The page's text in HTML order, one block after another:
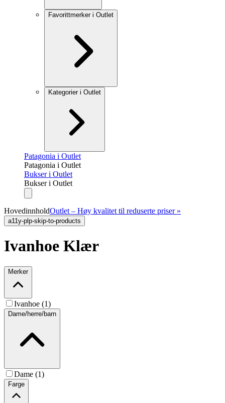
Favorittmerker i Outlet
Kategorier i Outlet
Patagonia i Outlet
Patagonia i Outlet
Bukser i Outlet
Bukser i Outlet
HovedinnholdOutlet – Høy kvalitet til reduserte priser »
a11y-plp-skip-to-products
Ivanhoe Klær
Merker
Ivanhoe (1)
Dame/herre/barn
Dame (1)
Farge